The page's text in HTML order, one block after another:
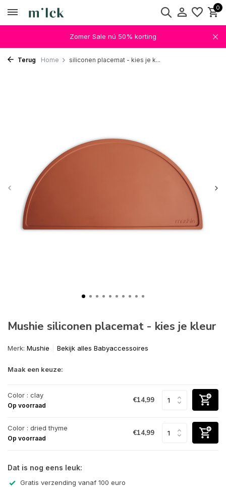
0
Zomer Sale nú 50% korting
Terug Home siliconen placemat - kies je k...
Mushie siliconen placemat - kies je kleur
Merk: Mushie Bekijk alles Babyaccessoires
Maak een keuze:
Color : clay
Op voorraad
€14,99
Color : dried thyme
Op voorraad
€14,99
Dat is nog eens leuk:
Gratis verzending vanaf 100 euro